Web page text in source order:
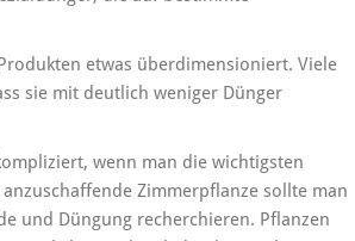
etwas überdimensioniert. Viele
sie mit deutlich weniger Dünger
wenn man die wichtigsten
Zimmerpflanze sollte man
und Düngung recherchieren. Pflanzen